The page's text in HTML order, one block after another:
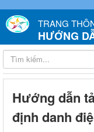
TRANG
HƯỚNG
Hướng dẫn
định danh